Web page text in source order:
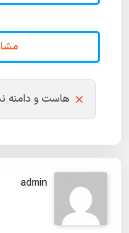
هاست و دامنه
admin